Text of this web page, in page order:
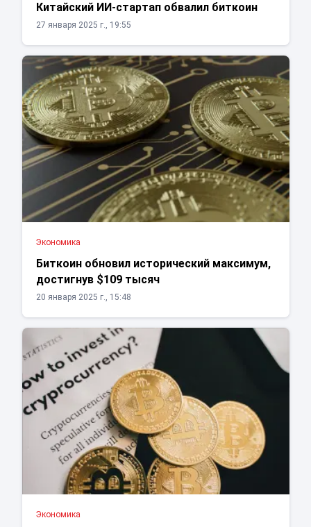
Китайский ИИ-стартап обвалил биткоин
27 января 2025 г., 19:55
Экономика
Биткоин обновил исторический максимум,
достигнув $109 тысяч
20 января 2025 г., 15:48
Экономика